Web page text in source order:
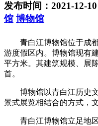
发布时间：2021-12-
馆 博物馆
青白江博物馆位于成都
游度假区内。博物馆现有
平方米。其建筑规模、展
首。
博物馆以青白江历史文
景式展览相结合的方式，
青白江博物馆立足地区